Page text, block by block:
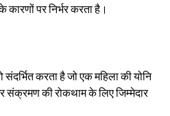
पर निर्भर करता है।
करता है जो एक महिला की योनि
की रोकथाम के लिए जिम्मेदार